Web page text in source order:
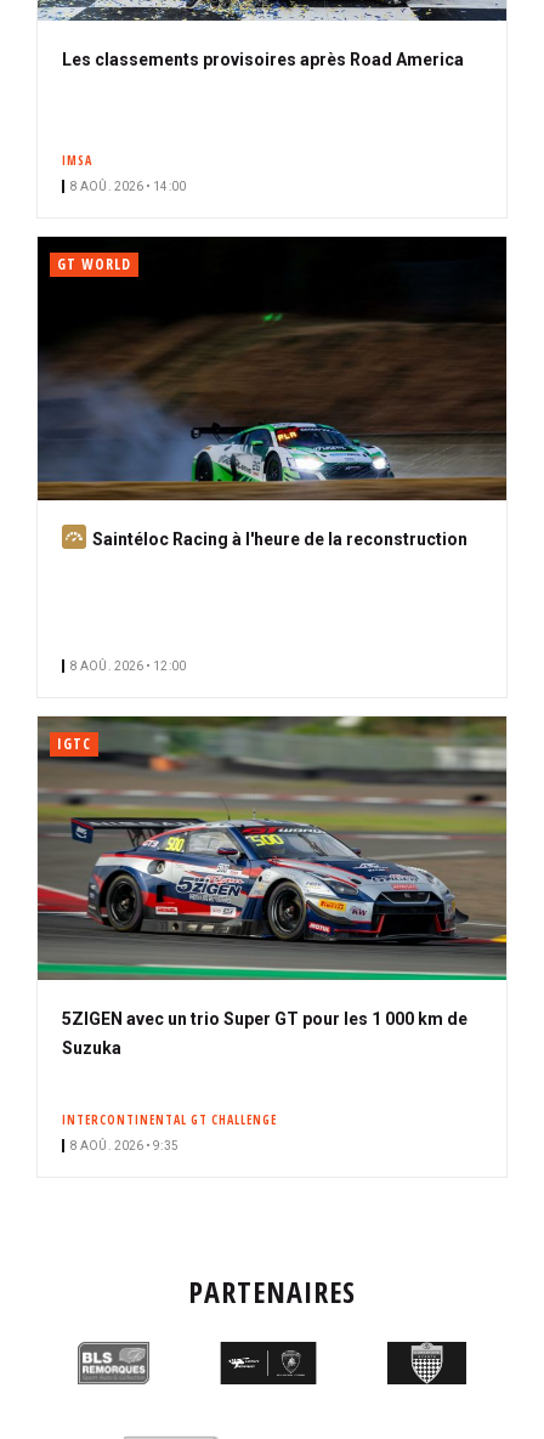
Les classements provisoires après Road America
IMSA
8 AOÛ. 2026 • 14:00
GT WORLD
A
Saintéloc Racing à l'heure de la reconstruction
8 AOÛ. 2026 • 12:00
IGTC
5ZIGEN avec un trio Super GT pour les 1 000 km de
Suzuka
INTERCONTINENTAL GT CHALLENGE
8 AOÛ. 2026 • 9:35
PARTENAIRES